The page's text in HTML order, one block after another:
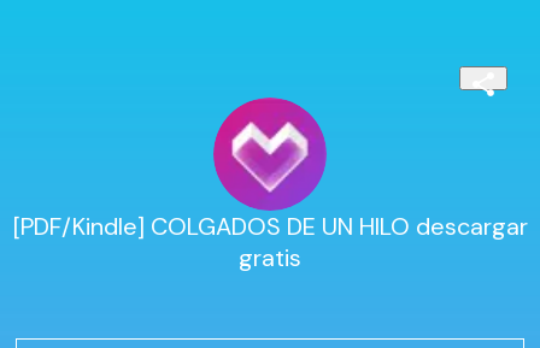
[PDF/Kindle] COLGADOS DE UN HILO descargar
gratis